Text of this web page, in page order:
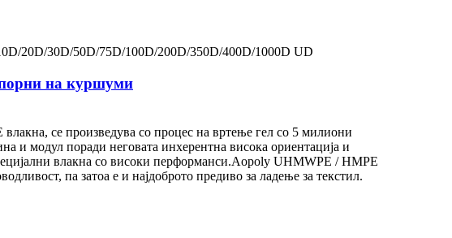
на куршуми
се произведува со процес на вртење гел со 5 милиони
и модул поради неговата инхерентна висока ориентација и
влакна со високи перформанси.Aopoly UHMWPE / HMPE
па затоа е и најдоброто предиво за ладење за текстил.